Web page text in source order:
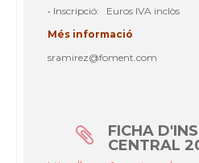
• Inscripció: Euros IVA inclòs
Més informació
sramirez@foment.com
FICHA
CENTRAL